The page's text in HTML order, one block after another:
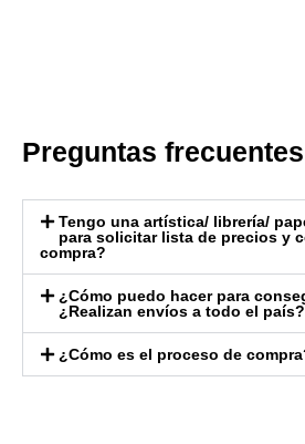
Preguntas frecuentes
Tengo una artística/ librería/
para solicitar lista de precios y
compra?
¿Cómo puedo hacer para
¿Realizan envíos a todo el país?
¿Cómo es el proceso de